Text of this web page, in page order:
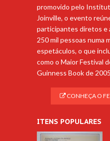
promovido pelo
Joinville, o evento
participantes diretos e
250 mil pessoas numa
espetáculos, o que
como o Maior Festival
Guinness Book de
CONHEÇA O
ITENS POPULARES